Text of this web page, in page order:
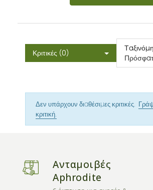
Κριτικές (0)
Δεν υπάρχουν διαθέσιμες κριτικές.
κριτική.
Ανταμοιβές
Aphrodite